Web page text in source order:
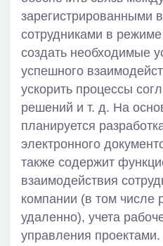
зарегистрированными
сотрудниками в
создать необходимые
успешного
ускорить процессы
решений и т. д. На
планируется
электронного
также содержит
взаимодействия
компании (в том числе
удаленно), учета
управления